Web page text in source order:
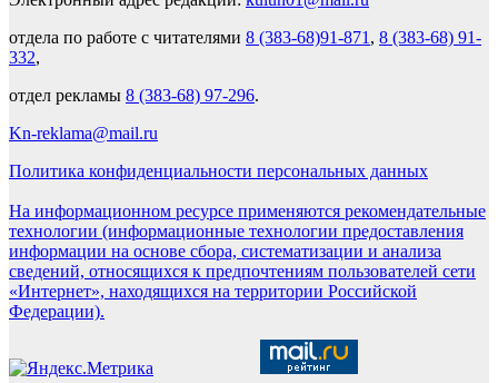
отдела по работе с читателями 8 (383-68)91-871 , 8 (383-68) 91-
332,
отдел рекламы 8 (383-68) 97-296.
Kn-reklama@mail.ru
Политика конфиденциальности персональных данных
На информационном ресурсе применяются рекомендательные
технологии (информационные технологии предоставления
информации на основе сбора, систематизации и анализа
сведений, относящихся к предпочтениям пользователей сети
«Интернет», находящихся на территории Российской
Федерации).